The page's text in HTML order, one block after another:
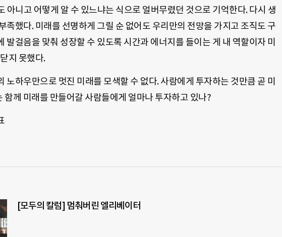
아니고 어떻게 알 수 있느냐는 식으로 얼버무렸던 것으로 기억한다. 다시 생
족했다. 미래를 선명하게 그릴 순 없어도 우리만의 전망을 가지고 조직도 구
발걸음을 맞춰 성장할 수 있도록 시간과 에너지를 들이는 게 내 역할이자 미
지 못했다.
노하우만으로 멋진 미래를 모색할 수 없다. 사람에게 투자하는 것만큼 곧 미
함께 미래를 만들어갈 사람들에게 얼마나 투자하고 있나?
[모두의 칼럼] 멈춰버린 엘리베이터